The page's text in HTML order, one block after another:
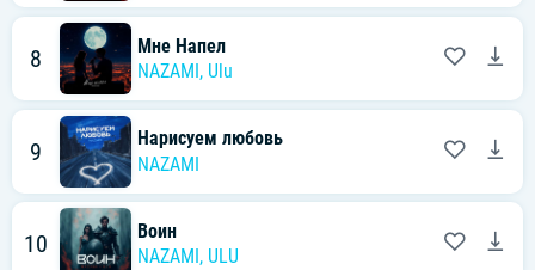
8
Мне Напел
NAZAMI , Ulu
9
Нарисуем любовь
NAZAMI
10
Воин
NAZAMI , ULU